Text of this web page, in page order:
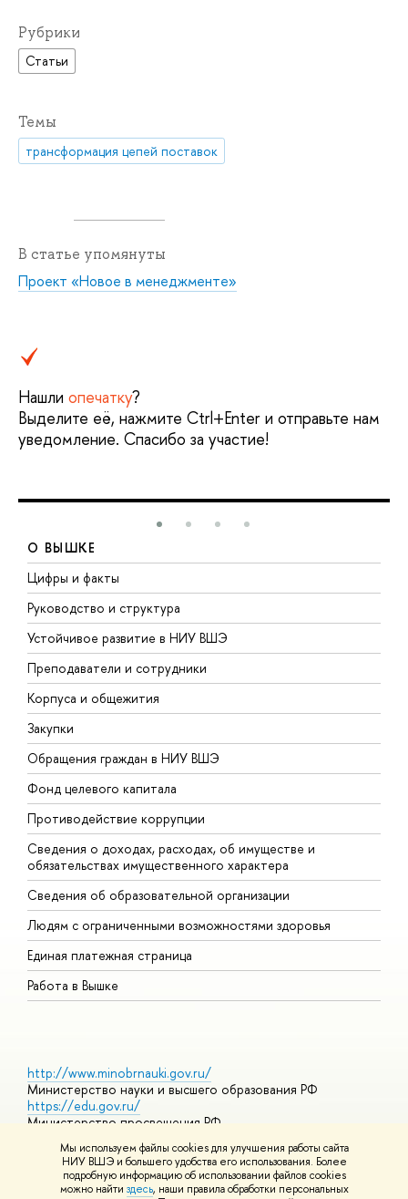
Мы используем файлы cookies для улучшения работы сайта
НИУ ВШЭ и большего удобства его использования. Более
подробную информацию об использовании файлов cookies
можно найти здесь, наши правила обработки персональных
Рубрики
Статьи
Темы
трансформация цепей поставок
В статье упомянуты
Проект «Новое в менеджменте»
Нашли опечатку?
Выделите её, нажмите Ctrl+Enter и отправьте нам
уведомление. Спасибо за участие!
О ВЫШКЕ
Цифры и факты
Руководство и структура
Устойчивое развитие в НИУ ВШЭ
Преподаватели и сотрудники
Корпуса и общежития
Закупки
Обращения граждан в НИУ ВШЭ
Фонд целевого капитала
Противодействие коррупции
Сведения о доходах, расходах, об имуществе и
обязательствах имущественного характера
Сведения об образовательной организации
Людям с ограниченными возможностями здоровья
Единая платежная страница
Работа в Вышке
http://www.minobrnauki.gov.ru/
Министерство науки и высшего образования РФ
https://edu.gov.ru/
Министерство просвещения РФ
https://elearning.hse.ru/mooc
Массовые открытые онлайн-курсы